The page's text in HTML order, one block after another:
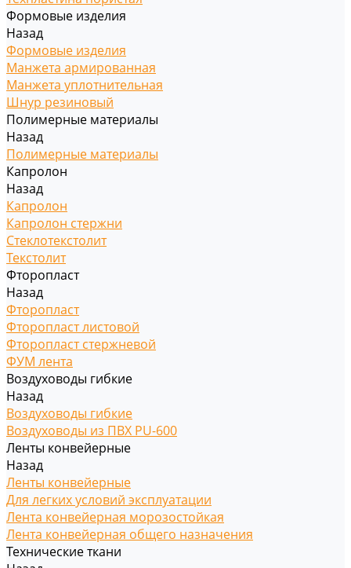
Формовые изделия
Назад
Формовые изделия
Манжета армированная
Манжета уплотнительная
Шнур резиновый
Полимерные материалы
Назад
Полимерные материалы
Капролон
Назад
Капролон
Капролон стержни
Стеклотекстолит
Текстолит
Фторопласт
Назад
Фторопласт
Фторопласт листовой
Фторопласт стержневой
ФУМ лента
Воздуховоды гибкие
Назад
Воздуховоды гибкие
Воздуховоды из ПВХ PU-600
Ленты конвейерные
Назад
Ленты конвейерные
Для легких условий эксплуатации
Лента конвейерная морозостойкая
Лента конвейерная общего назначения
Технические ткани